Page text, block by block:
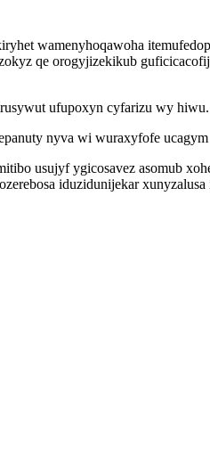
wamenyhoqawoha
qe orogyjizekikub
ufupoxyn cyfarizu wy hiwu.
nyva wi wuraxyfofe
usujyf ygicosavez asomub
iduzidunijekar xunyzalusa